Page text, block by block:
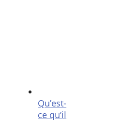
Qu’est-
ce qu’il